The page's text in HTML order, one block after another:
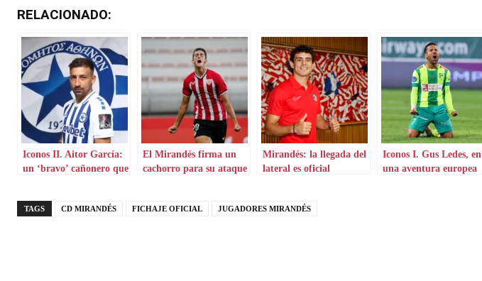
RELACIONADO:
Iconos II. Aitor García:
un ‘bravo’ cañonero que
El Mirandés firma un
cachorro para su ataque
Mirandés: la llegada del
lateral es oficial
Iconos I. Gus Ledes, en
una aventura europea
TAGS CD MIRANDÉS FICHAJE OFICIAL JUGADORES MIRANDÉS